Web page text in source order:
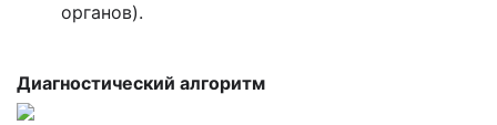
органов).
Диагностический алгоритм